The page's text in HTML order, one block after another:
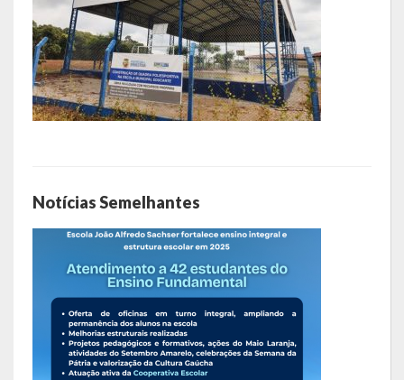
LOA – Lei Orçamentária Anual
RC – Relatório Circunstanciado
PPA – Plano Plurianual
LDO – Lei de Diretrizes Orçamentárias
Transparência
Notícias Semelhantes